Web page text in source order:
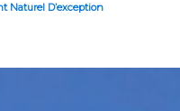
Naturel D’exception